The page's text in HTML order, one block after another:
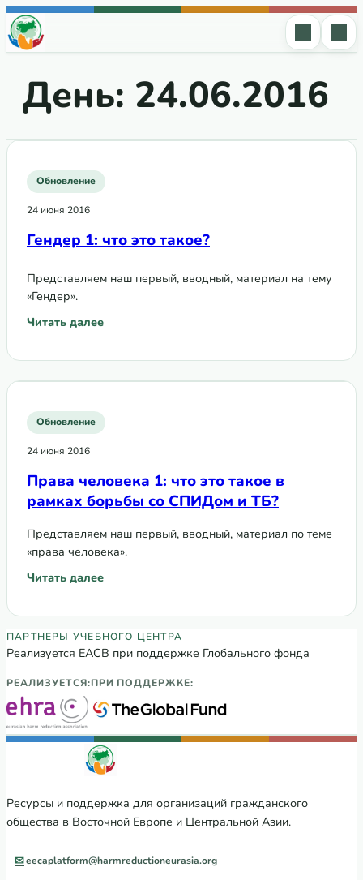
Перейти к содержимому
День: 24.06.2016
Обновление
24 июня 2016
Гендер 1: что это такое?
Представляем наш первый, вводный, материал на тему
«Гендер».
Читать далее
: Гендер 1: что это такое?
Обновление
24 июня 2016
Права человека 1: что это такое в
рамках борьбы со СПИДом и ТБ?
Представляем наш первый, вводный, материал по теме
«права человека».
Читать далее
: Права человека 1: что это такое в рамках борьбы со
Партнеры Регионального учебного
ПАРТНЕРЫ УЧЕБНОГО ЦЕНТРА
Реализуется ЕАСВ при поддержке Глобального фонда
РЕАЛИЗУЕТСЯ:ПРИ ПОДДЕРЖКЕ:
Ресурсы и поддержка для организаций гражданского
общества в Восточной Европе и Центральной Азии.
eecaplatform@harmreductioneurasia.org